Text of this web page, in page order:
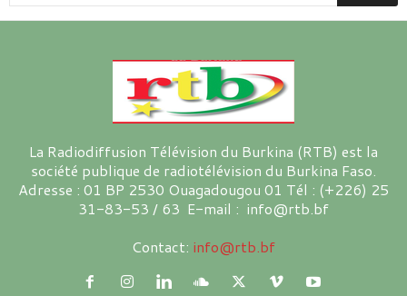
La Radiodiffusion Télévision du Burkina (RTB) est la
société publique de radiotélévision du Burkina Faso.
Adresse : 01 BP 2530 Ouagadougou 01 Tél : (+226) 25
31-83-53 / 63 E-mail : info@rtb.bf
Contact: info@rtb.bf